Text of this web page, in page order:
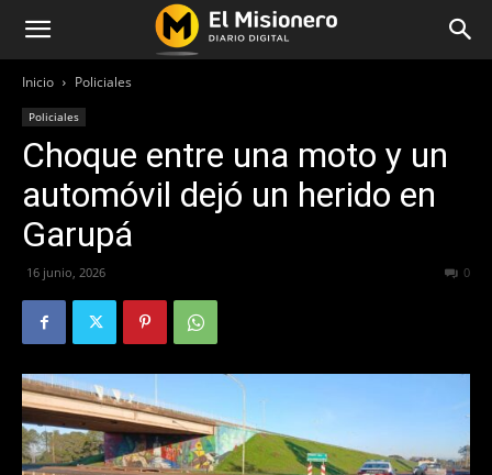
Inicio Policiales
Policiales
Choque entre una moto y un
automóvil dejó un herido en
Garupá
16 junio, 2026 0